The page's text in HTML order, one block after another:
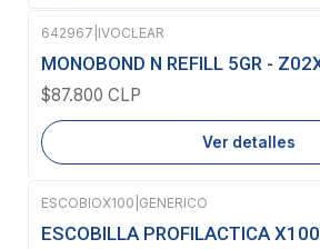
Agotado
642967 IVOCLEAR
MONOBOND N REFILL 5GR -
$87.800 CLP
Ver detalles
Agotado
ESCOBIOX100 GENERICO
ESCOBILLA PROFILACTICA X100